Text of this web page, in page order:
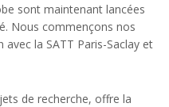
sont maintenant lancées
Nous commençons nos
avec la SATT Paris-Saclay et
de recherche, offre la